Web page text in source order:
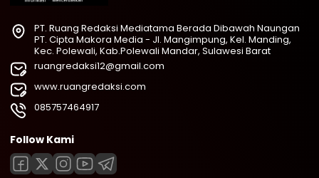
PT. Ruang Redaksi Mediatama Berada Dibawah Naungan
PT. Cipta Makora Media - Jl. Mangimpung, Kel. Manding,
Kec. Polewali, Kab.Polewali Mandar, Sulawesi Barat
ruangredaksi12@gmail.com
www.ruangredaksi.com
085757464917
Follow Kami